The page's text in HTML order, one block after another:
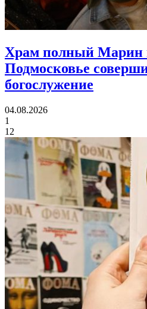
Храм полный Марин
Подмосковье
богослужение
04.08.2026
1
12